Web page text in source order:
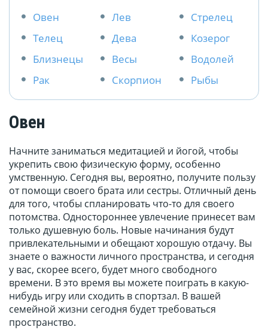
Овен
Телец
Близнецы
Рак
Лев
Дева
Весы
Скорпион
Стрелец
Козерог
Водолей
Рыбы
Овен
Начните заниматься медитацией и йогой, чтобы
укрепить свою физическую форму, особенно
умственную. Сегодня вы, вероятно, получите пользу
от помощи своего брата или сестры. Отличный день
для того, чтобы спланировать что-то для своего
потомства. Одностороннее увлечение принесет вам
только душевную боль. Новые начинания будут
привлекательными и обещают хорошую отдачу. Вы
знаете о важности личного пространства, и сегодня
у вас, скорее всего, будет много свободного
времени. В это время вы можете поиграть в какую-
нибудь игру или сходить в спортзал. В вашей
семейной жизни сегодня будет требоваться
пространство.